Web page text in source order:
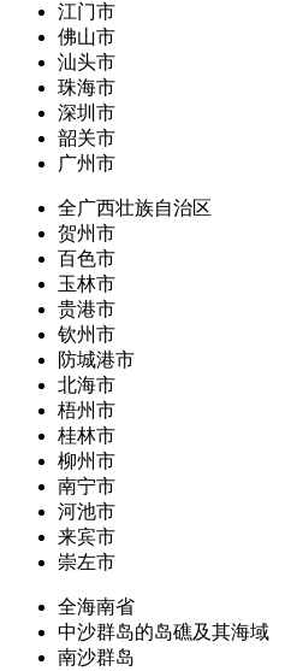
江门市
佛山市
汕头市
珠海市
深圳市
韶关市
广州市
全广西壮族自治区
贺州市
百色市
玉林市
贵港市
钦州市
防城港市
北海市
梧州市
桂林市
柳州市
南宁市
河池市
来宾市
崇左市
全海南省
中沙群岛的岛礁及其海域
南沙群岛